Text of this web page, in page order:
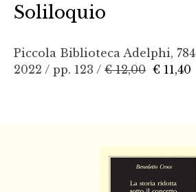
Soliloquio
Piccola Biblioteca Adelphi, 784
2022 / pp. 123 / € 12,00 € 11,40